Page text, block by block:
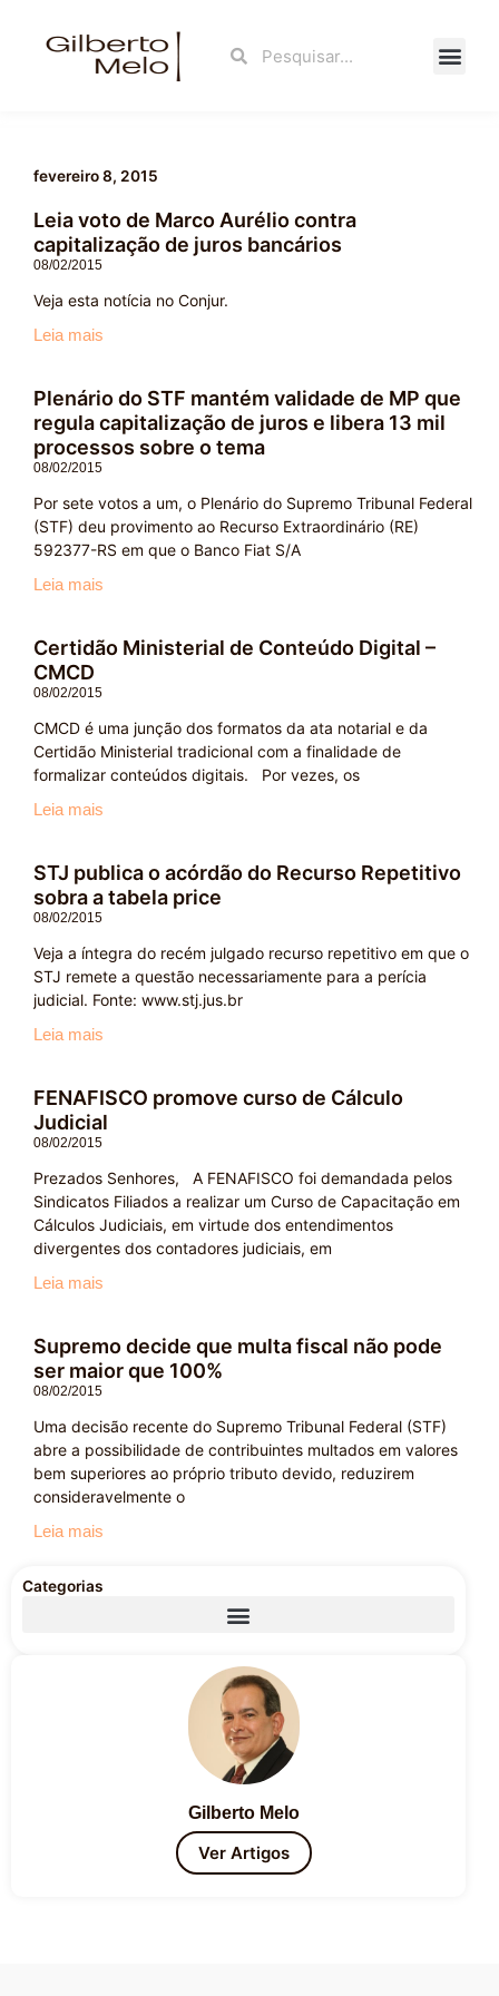
Search
fevereiro 8, 2015
Leia voto de Marco Aurélio contra
capitalização de juros bancários
08/02/2015
Veja esta notícia no Conjur.
Leia mais
Plenário do STF mantém validade de MP que
regula capitalização de juros e libera 13 mil
processos sobre o tema
08/02/2015
Por sete votos a um, o Plenário do Supremo Tribunal Federal
(STF) deu provimento ao Recurso Extraordinário (RE)
592377-RS em que o Banco Fiat S/A
Leia mais
Certidão Ministerial de Conteúdo Digital –
CMCD
08/02/2015
CMCD é uma junção dos formatos da ata notarial e da
Certidão Ministerial tradicional com a finalidade de
formalizar conteúdos digitais. Por vezes, os
Leia mais
STJ publica o acórdão do Recurso Repetitivo
sobra a tabela price
08/02/2015
Veja a íntegra do recém julgado recurso repetitivo em que o
STJ remete a questão necessariamente para a perícia
judicial. Fonte: www.stj.jus.br
Leia mais
FENAFISCO promove curso de Cálculo
Judicial
08/02/2015
Prezados Senhores, A FENAFISCO foi demandada pelos
Sindicatos Filiados a realizar um Curso de Capacitação em
Cálculos Judiciais, em virtude dos entendimentos
divergentes dos contadores judiciais, em
Leia mais
Supremo decide que multa fiscal não pode
ser maior que 100%
08/02/2015
Uma decisão recente do Supremo Tribunal Federal (STF)
abre a possibilidade de contribuintes multados em valores
bem superiores ao próprio tributo devido, reduzirem
consideravelmente o
Leia mais
Categorias
Gilberto Melo
Ver Artigos